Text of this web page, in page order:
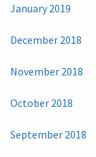
January 2019
December 2018
November 2018
October 2018
September 2018